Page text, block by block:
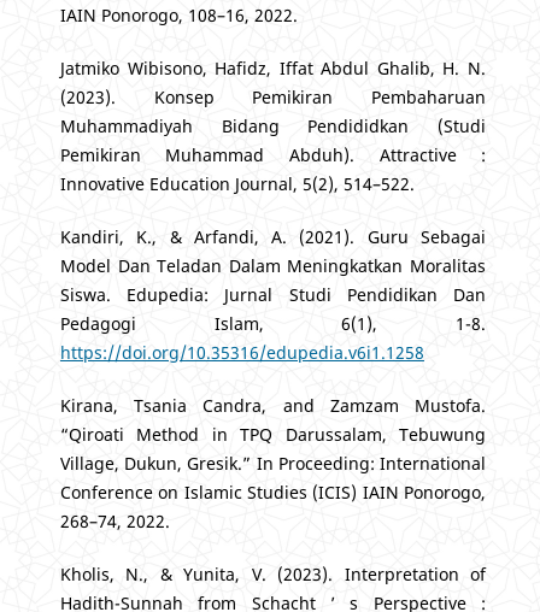
IAIN Ponorogo, 108–16, 2022.
Jatmiko Wibisono, Hafidz, Iffat Abdul Ghalib, H. N.
(2023). Konsep Pemikiran Pembaharuan
Muhammadiyah Bidang Pendididkan (Studi
Pemikiran Muhammad Abduh). Attractive :
Innovative Education Journal, 5(2), 514–522.
Kandiri, K., & Arfandi, A. (2021). Guru Sebagai
Model Dan Teladan Dalam Meningkatkan Moralitas
Siswa. Edupedia: Jurnal Studi Pendidikan Dan
Pedagogi Islam, 6(1), 1-8.
https://doi.org/10.35316/edupedia.v6i1.1258
Kirana, Tsania Candra, and Zamzam Mustofa.
“Qiroati Method in TPQ Darussalam, Tebuwung
Village, Dukun, Gresik.” In Proceeding: International
Conference on Islamic Studies (ICIS) IAIN Ponorogo,
268–74, 2022.
Kholis, N., & Yunita, V. (2023). Interpretation of
Hadith-Sunnah from Schacht ’ s Perspective :